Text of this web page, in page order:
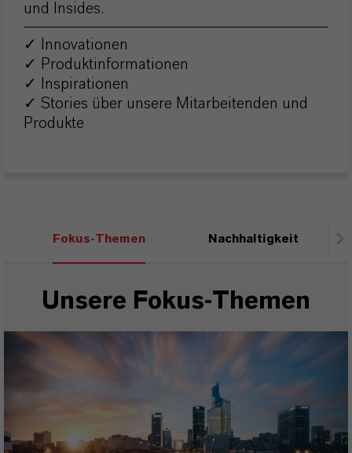
und Insides.
✓ Innovationen
✓ Produktinformationen
✓ Inspirationen
✓ Stories über unsere Mitarbeitenden und
Produkte
Fokus-Themen Nachhaltigkeit
Unsere Fokus-Themen